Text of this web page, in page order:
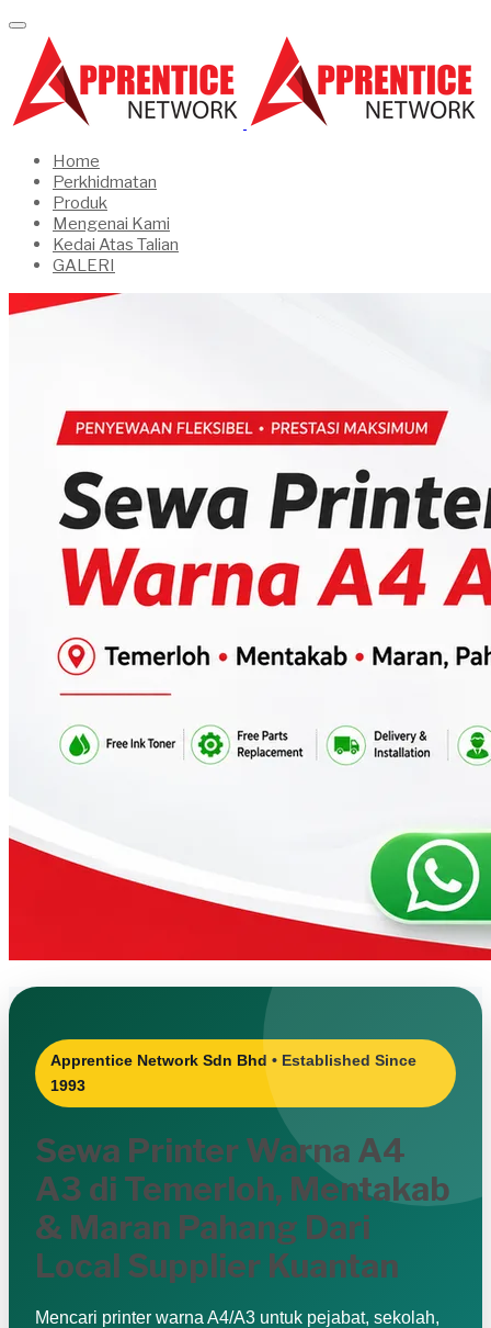
Home
Perkhidmatan
Produk
Mengenai Kami
Kedai Atas Talian
GALERI
Apprentice Network Sdn Bhd • Established Since
1993
Sewa Printer Warna A4
A3 di Temerloh, Mentakab
& Maran Pahang Dari
Local Supplier Kuantan
Mencari printer warna A4/A3 untuk pejabat, sekolah,